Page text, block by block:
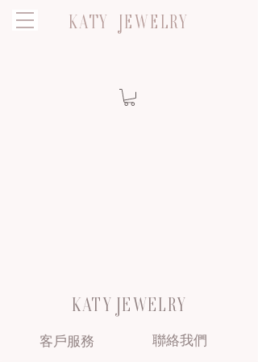
KATY JEWELRY
KATY JEWELRY
客戶服務 聯絡我們